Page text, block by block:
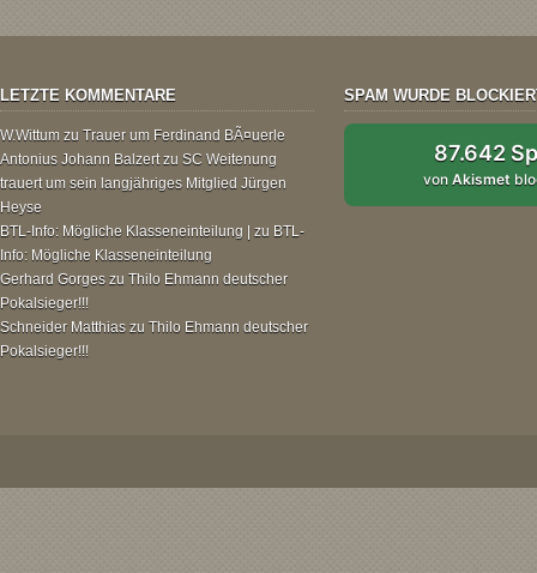
LETZTE KOMMENTARE
W.Wittum zu Trauer um Ferdinand BÃ¤uerle
Antonius Johann Balzertzu SC Weitenung
trauert um sein langjähriges Mitglied Jürgen
Heyse
BTL-Info: Mögliche Klasseneinteilung | zu BTL-
Info: Mögliche Klasseneinteilung
Gerhard Gorges zu Thilo Ehmann deutscher
Pokalsieger!!!
Schneider Matthias zu Thilo Ehmann deutscher
Pokalsieger!!!
SPAM WURDE
87.642
vonAkismet